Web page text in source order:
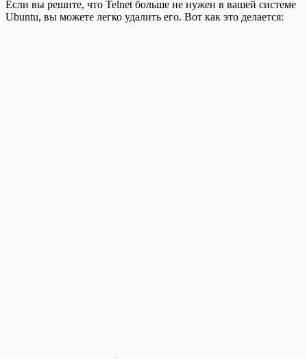
Если вы решите, что Telnet больше не нужен в вашей системе
Ubuntu, вы можете легко удалить его. Вот как это делается: